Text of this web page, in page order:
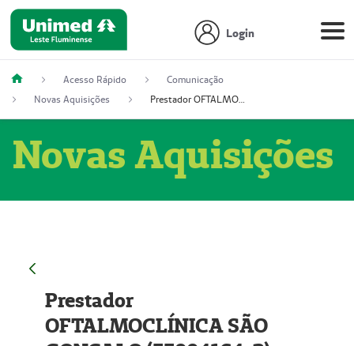
Login
Acesso Rápido
Comunicação
Novas Aquisições
Prestador OFTALMOCLÍNICA SÃO GONÇALO (55004164-2)
Novas Aquisições
Prestador
OFTALMOCLÍNICA SÃO